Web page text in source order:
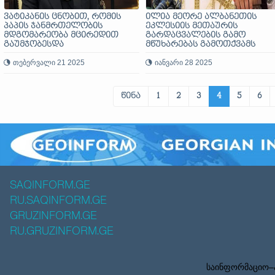
ვატიკანის ცნობით, რომის
პაპის ჯანმრთელობის
მდგომარეობა მცირედით
გაუმჯობესდა
თებერვალი 21 2025
ილია მეორე ალბანეთის
ეკლესიის მეთაურის
გარდაცვალების გამო
მწუხარებას გამოთქვამს
იანვარი 28 2025
წინა 1 2 3 4 5 6
SAQINFORM.GE
RU.SAQINFORM.GE
GRUZINFORM.GE
RU.GRUZINFORM.GE